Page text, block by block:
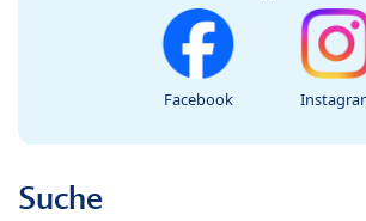
Facebook
Suche